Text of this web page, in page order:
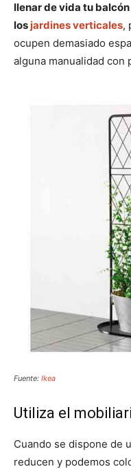
llenar de vida tu
los jardines verticales,
ocupen demasiado
alguna manualidad con
Fuente: Ikea
Utiliza el
Cuando se dispone de
reducen y podemos